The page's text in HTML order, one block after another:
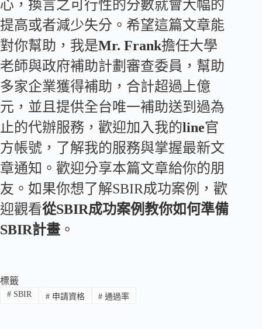
心，換言之可行性的分數就會大幅的
提高或者減少失分。希望這篇文章能
對你幫助，我是Mr. Frank擔任大學
老師與政府補助計劃審查委員，幫助
多家企業獲得補助，合計超過上億
元，並且提供全台唯一補助送到過為
止的代辦服務，歡迎加入我的line官
方帳號，了解我的服務與掌握最新文
章通知。歡迎分享本篇文章給你的朋
友。如果你想了解SBIR成功案例，歡
迎觀看從SBIR成功案例教你如何準備
SBIR計畫 。
標籤
#SBIR #申請資格 # 通過率